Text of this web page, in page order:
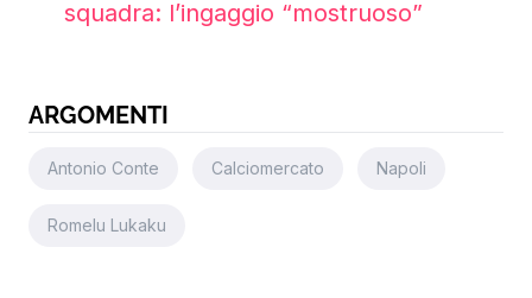
squadra: l’ingaggio “mostruoso”
ARGOMENTI
Antonio Conte Calciomercato Napoli
Romelu Lukaku